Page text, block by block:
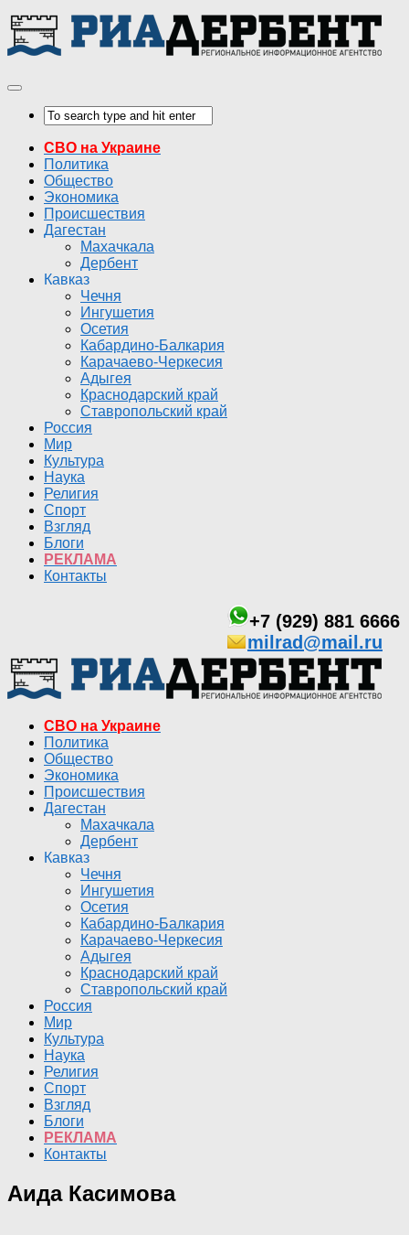
СВО на Украине
Политика
Общество
Экономика
Происшествия
Дагестан
Махачкала
Дербент
Кавказ
Чечня
Ингушетия
Осетия
Кабардино-Балкария
Карачаево-Черкесия
Адыгея
Краснодарский край
Ставропольский край
Россия
Мир
Культура
Наука
Религия
Спорт
Взгляд
Блоги
РЕКЛАМА
Контакты
+7 (929) 881 6666
milrad@mail.ru
СВО на Украине
Политика
Общество
Экономика
Происшествия
Дагестан
Махачкала
Дербент
Кавказ
Чечня
Ингушетия
Осетия
Кабардино-Балкария
Карачаево-Черкесия
Адыгея
Краснодарский край
Ставропольский край
Россия
Мир
Культура
Наука
Религия
Спорт
Взгляд
Блоги
РЕКЛАМА
Контакты
Аида Касимова